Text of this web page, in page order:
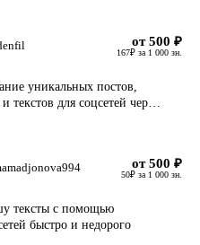
от 500 ₽
167₽ за 1 000 зн.
уникальных постов,
и текстов для соцсетей через
от 500 ₽
50₽ за 1 000 зн.
тексты с помощью
быстро и недорого